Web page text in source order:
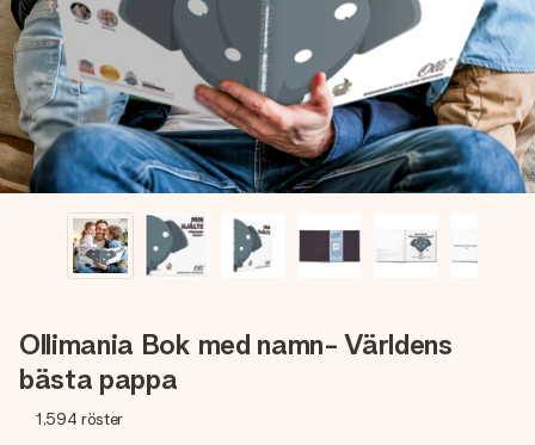
namn, ditt foto eller ett meddelande som verkligen berör
hennes hjärta. Inget krångel, bara med all kärlek för stunden.
Ollimania Bok med namn- Världens
bästa pappa
1,594 röster